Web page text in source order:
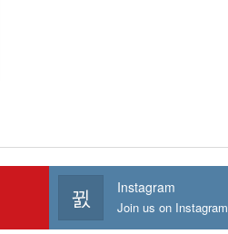
Instagram
Join us on Instagram